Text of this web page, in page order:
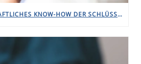
WARUM WIRTSCHAFTLICHES KNOW-HOW DER SCHLÜSSEL ZU BESSERER AKTIENPERFORMANCE IST